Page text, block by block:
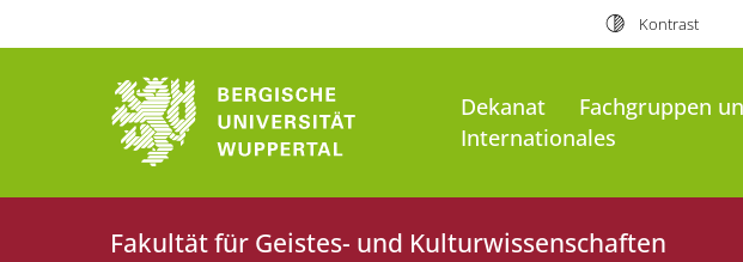
Kontrast
Dekanat Fachgruppen
Internationales
Fakultät für Geistes- und Kulturwissenschaften